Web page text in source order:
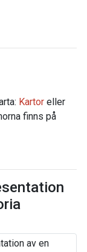
Kartor eller
finns på